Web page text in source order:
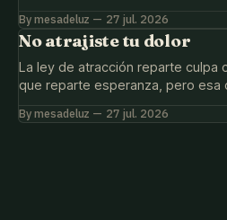
By mesadeluz 27 jul. 2026
No atrajiste tu dolor
La ley de atracción reparte culpa
que reparte esperanza, pero esa
fabricada, no merecida: no
By mesadeluz 27 jul. 2026